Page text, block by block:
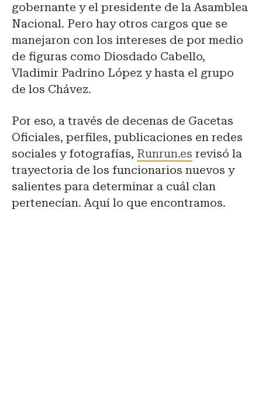
gobernante y el presidente de la Asamblea
Nacional. Pero hay otros cargos que se
manejaron con los intereses de por medio
de figuras como Diosdado Cabello,
Vladimir Padrino López y hasta el grupo
de los Chávez.
Por eso, a través de decenas de Gacetas
Oficiales, perfiles, publicaciones en redes
sociales y fotografías, Runrun.es revisó la
trayectoria de los funcionarios nuevos y
salientes para determinar a cuál clan
pertenecían. Aquí lo que encontramos.